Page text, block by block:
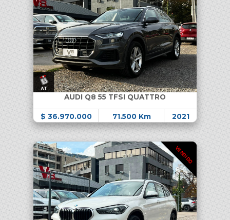
AUDI Q8 55 TFSI QUATTRO
$ 36.970.000 71.500 Km 2021
VENDIDO